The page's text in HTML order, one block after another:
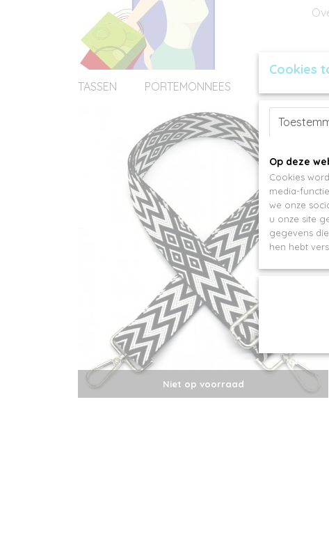
TASSEN PORTEMONNEES
Niet op voorraad
Cookies
Op deze
Cookies
media-
we onze
u onze site
gegevens
hen hebt